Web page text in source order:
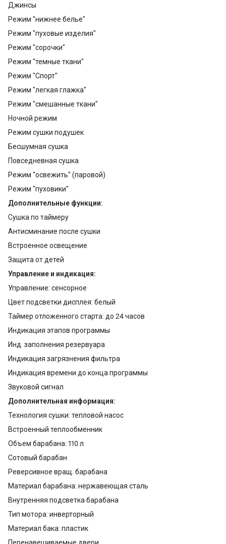
Джинсы
Режим "нижнее белье"
Режим "пуховые изделия"
Режим "сорочки"
Режим "темные ткани"
Режим "Спорт"
Режим "легкая глажка"
Режим "смешанные ткани"
Ночной режим
Режим сушки подушек
Бесшумная сушка
Повседневная сушка
Режим "освежить" (паровой)
Режим "пуховики"
Дополнительные функции:
Сушка по таймеру
Антисминание после сушки
Встроенное освещение
Защита от детей
Управление и индикация:
Управление: сенсорное
Цвет подсветки дисплея: белый
Таймер отложенного старта: до 24 часов
Индикация этапов программы
Инд. заполнения резервуара
Индикация загрязнения фильтра
Индикация времени до конца программы
Звуковой сигнал
Дополнительная информация:
Технология сушки: тепловой насос
Встроенный теплообменник
Объем барабана: 110 л
Сотовый барабан
Реверсивное вращ. барабана
Материал барабана: нержавеющая сталь
Внутренняя подсветка барабана
Тип мотора: инверторный
Материал бака: пластик
Перенавешиваемые двери